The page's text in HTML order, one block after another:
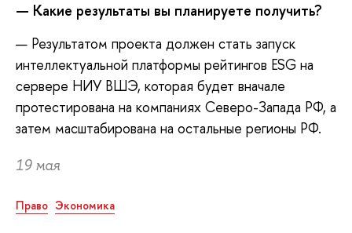
— Какие результаты вы планируете получить?
— Результатом проекта должен стать запуск
интеллектуальной платформы рейтингов ESG на
сервере НИУ ВШЭ, которая будет вначале
протестирована на компаниях Северо-Запада РФ, а
затем масштабирована на остальные регионы РФ.
19 мая
Право Экономика